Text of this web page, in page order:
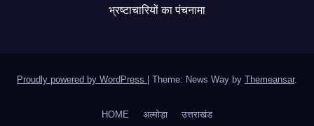
भ्रष्टाचारियों का पंचनामा
Proudly powered by WordPress Theme: News Way by Themeansar.
HOME अल्मोड़ा उत्तराखंड